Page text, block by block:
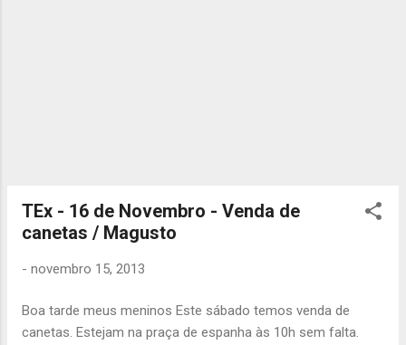
TEx - 16 de Novembro - Venda de
canetas / Magusto
- novembro 15, 2013
Boa tarde meus meninos Este sábado temos venda de
canetas. Estejam na praça de espanha às 10h sem falta.